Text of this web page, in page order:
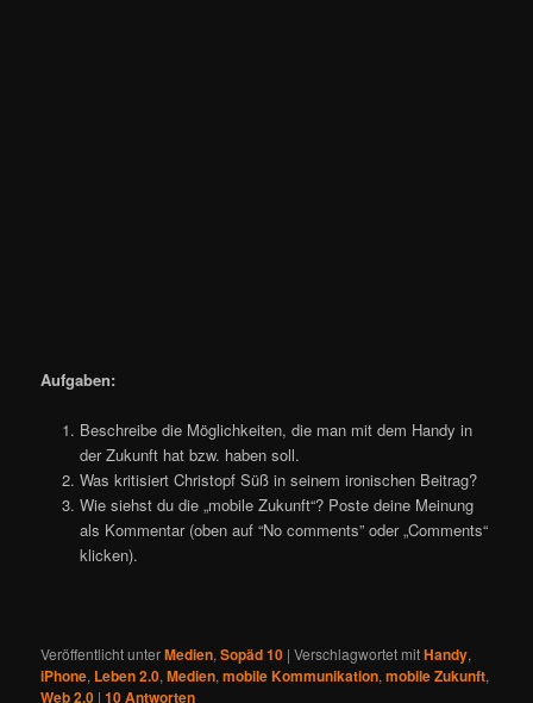
Aufgaben:
Beschreibe die Möglichkeiten, die man mit dem Handy in
der Zukunft hat bzw. haben soll.
Was kritisiert Christopf Süß in seinem ironischen Beitrag?
Wie siehst du die „mobile Zukunft“? Poste deine Meinung
als Kommentar (oben auf “No comments” oder „Comments“
klicken).
Veröffentlicht unterMedien,Sopäd 10 |Verschlagwortet mitHandy,
iPhone, Leben 2.0,Medien,mobile Kommunikation,mobile Zukunft,
Web 2.0 |10Antworten